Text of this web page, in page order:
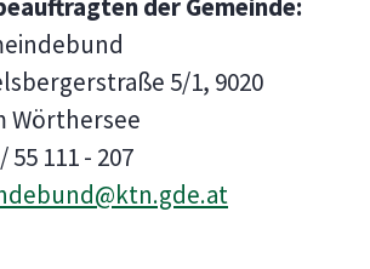
der Gemeinde:
5/1, 9020
Wörthersee
111 - 207